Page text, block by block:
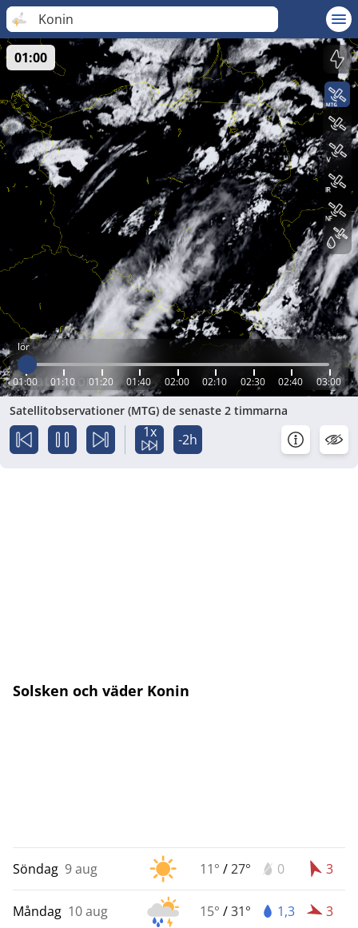
Konin
lör
01:00 01:10 01:20 01:40 02:00 02:10 02:30 02:40 03:00
01:00
Satellitobservationer (MTG) de senaste 2 timmarna
1x -2h
Solsken och väder Konin
Söndag 9 aug 11° /27° 0 3
Måndag 10 aug 15° /31° 1,3 3